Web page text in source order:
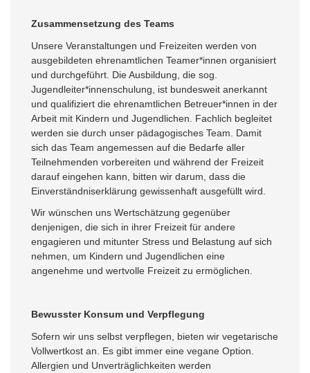
Zusammensetzung des Teams
Unsere Veranstaltungen und Freizeiten werden von
ausgebildeten ehrenamtlichen Teamer*innen organisiert
und durchgeführt. Die Ausbildung, die sog.
Jugendleiter*innenschulung, ist bundesweit anerkannt
und qualifiziert die ehrenamtlichen Betreuer*innen in der
Arbeit mit Kindern und Jugendlichen. Fachlich begleitet
werden sie durch unser pädagogisches Team. Damit
sich das Team angemessen auf die Bedarfe aller
Teilnehmenden vorbereiten und während der Freizeit
darauf eingehen kann, bitten wir darum, dass die
Einverständniserklärung gewissenhaft ausgefüllt wird.
Wir wünschen uns Wertschätzung gegenüber
denjenigen, die sich in ihrer Freizeit für andere
engagieren und mitunter Stress und Belastung auf sich
nehmen, um Kindern und Jugendlichen eine
angenehme und wertvolle Freizeit zu ermöglichen.
Bewusster Konsum und Verpflegung
Sofern wir uns selbst verpflegen, bieten wir vegetarische
Vollwertkost an. Es gibt immer eine vegane Option.
Allergien und Unverträglichkeiten werden